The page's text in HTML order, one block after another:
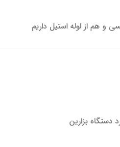
و هم از لوله استیل داریم
دستگاه بزارین